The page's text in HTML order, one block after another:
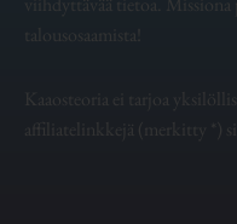
talousosaamista!
Kaaosteoria ei tarjoa
affiliatelinkkejä (merkitty *)